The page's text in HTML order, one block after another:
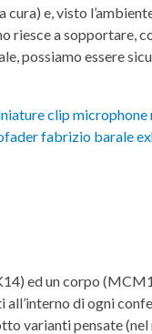
e, visto
riesce a sopportare,
possiamo essere
ed un corpo
di ogni
varianti pensate